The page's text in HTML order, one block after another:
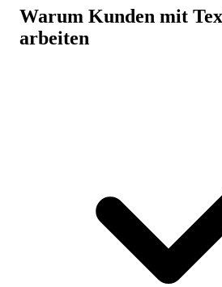
Warum Kunden mit
arbeiten